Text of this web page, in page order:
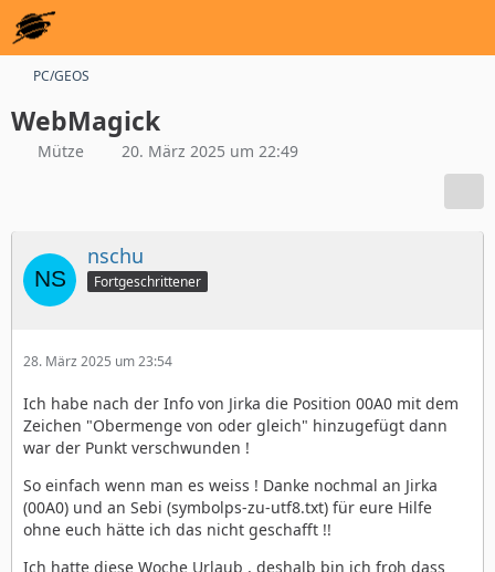
PC/GEOS
WebMagick
Mütze 20. März 2025 um 22:49
nschu
Fortgeschrittener
28. März 2025 um 23:54
Ich habe nach der Info von Jirka die Position 00A0 mit dem
Zeichen "Obermenge von oder gleich" hinzugefügt dann
war der Punkt verschwunden !
So einfach wenn man es weiss ! Danke nochmal an Jirka
(00A0) und an Sebi (symbolps-zu-utf8.txt) für eure Hilfe
ohne euch hätte ich das nicht geschafft !!
Ich hatte diese Woche Urlaub , deshalb bin ich froh dass